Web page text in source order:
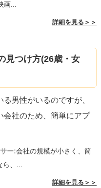
画...
詳細を見る＞＞
見つけ方(26歳・女
男性がいるのですが、
会社のため、簡単にアプ
ー:会社の規模が小さく、筒
ら、...
詳細を見る＞＞